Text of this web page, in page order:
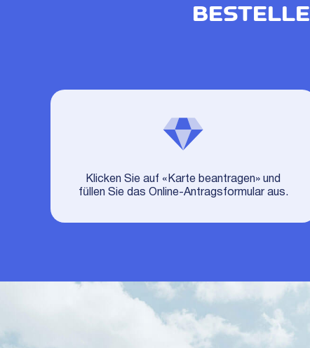
Klicken Sie auf «Karte beantragen» und
füllen Sie das Online-Antragsformular aus.